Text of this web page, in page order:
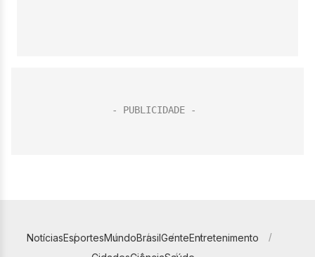
NotíciasEsportesMundoBrasilGenteEntretenimento